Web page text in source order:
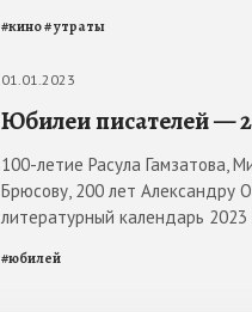
#кино#утраты
01.01.2023
Юбилеи писателей —
100-летие Расула Гамзатова,
Брюсову, 200 лет Александру
литературный календарь 2023
#юбилей